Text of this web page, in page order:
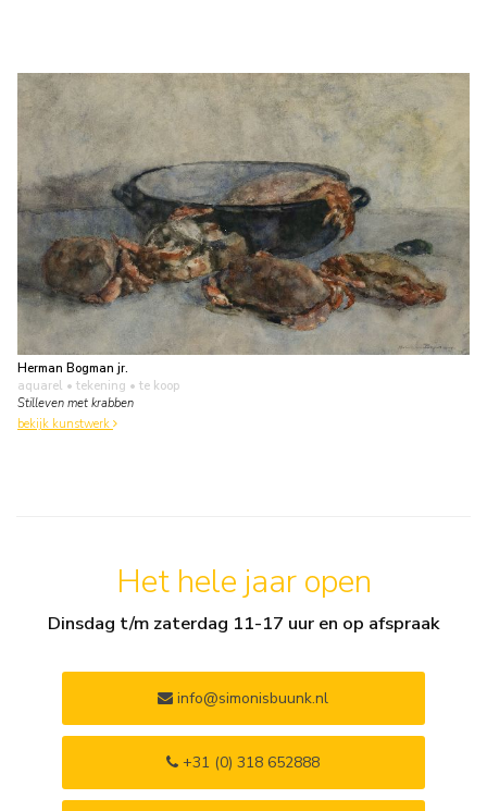
Herman Bogman jr.
aquarel • tekening • te koop
Stilleven met krabben
bekijk kunstwerk
Het hele jaar open
Dinsdag t/m zaterdag 11-17 uur en op afspraak
info@simonisbuunk.nl
+31 (0) 318 652888